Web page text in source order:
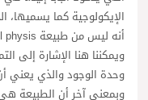
وحدة الوجود والذي يعني